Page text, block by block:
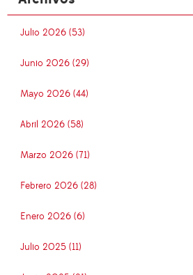
Julio 2026 (53)
Junio 2026 (29)
Mayo 2026 (44)
Abril 2026 (58)
Marzo 2026 (71)
Febrero 2026 (28)
Enero 2026 (6)
Julio 2025 (11)